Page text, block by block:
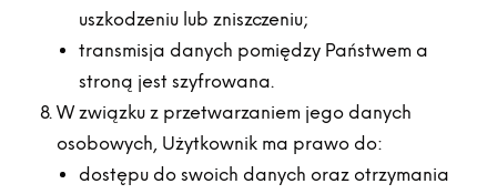
uszkodzeniu lub zniszczeniu;
transmisja danych pomiędzy Państwem a
stroną jest szyfrowana.
W związku z przetwarzaniem jego danych
osobowych, Użytkownik ma prawo do:
dostępu do swoich danych oraz otrzymania